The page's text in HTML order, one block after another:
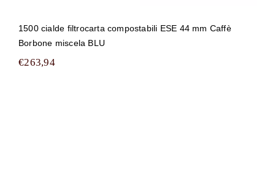
1500 cialde filtrocarta compostabili ESE 44 mm Caffè
Borbone miscela BLU
€263,94